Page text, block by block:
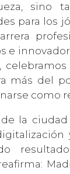
sino
para los
e
más del
como
la